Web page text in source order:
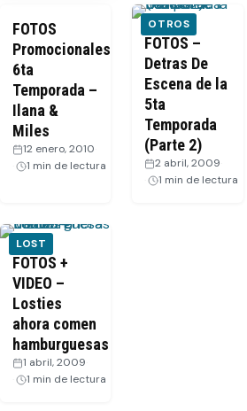
FOTOS
Promocionales
6ta
Temporada –
Ilana &
Miles
12 enero, 2010
1 min de lectura
OTROS
FOTOS –
Detras De
Escena de la
5ta
Temporada
(Parte 2)
2 abril, 2009
1 min de lectura
LOST
FOTOS +
VIDEO –
Losties
ahora comen
hamburguesas
1 abril, 2009
1 min de lectura